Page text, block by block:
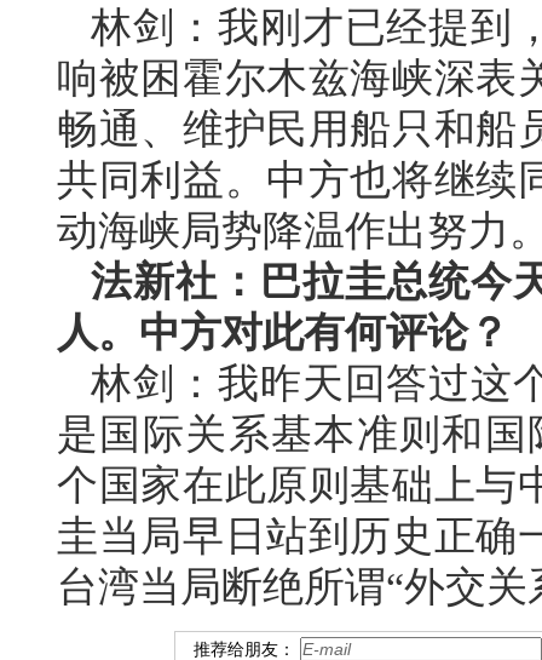
林剑：我刚才已经提到
响被困霍尔木兹海峡深表
畅通、维护民用船只和船
共同利益。中方也将继续
动海峡局势降温作出努力
法新社：巴拉圭总统今
人。中方对此有何评论？
林剑：我昨天回答过这
是国际关系基本准则和
个国家在此原则基础上与
圭当局早日站到历史正确
台湾当局断绝所谓“外交
推荐给朋友：